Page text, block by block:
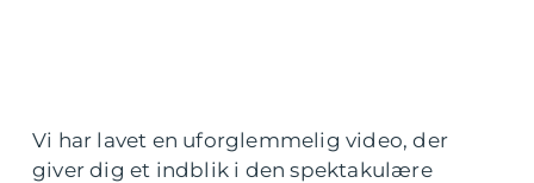
Vi har lavet en uforglemmelig video, der
giver dig et indblik i den spektakulære